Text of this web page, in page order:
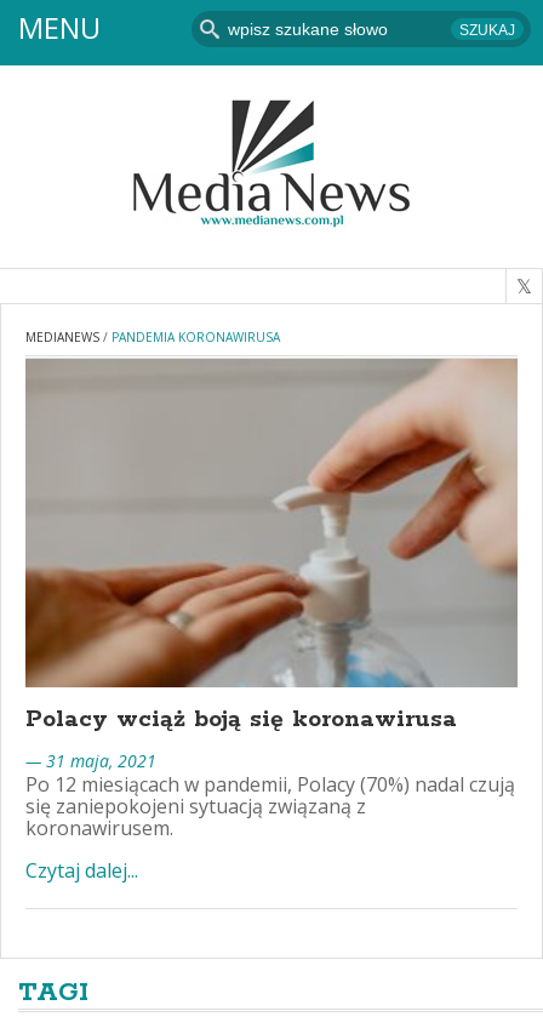
MENU
MEDIANEWS / PANDEMIA KORONAWIRUSA
Polacy wciąż boją się koronawirusa
— 31 maja, 2021
Po 12 miesiącach w pandemii, Polacy (70%) nadal czują
się zaniepokojeni sytuacją związaną z
koronawirusem.
Czytaj dalej...
TAGI